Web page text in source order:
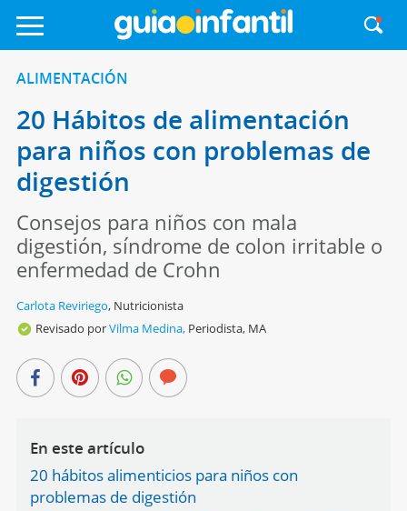
ALIMENTACIÓN
20 Hábitos de alimentación
para niños con problemas de
digestión
Consejos para niños con mala
digestión, síndrome de colon irritable o
enfermedad de Crohn
Carlota Reviriego, Nutricionista
Revisado porVilma Medina, Periodista, MA
En este artículo
20 hábitos alimenticios para niños con
problemas de digestión